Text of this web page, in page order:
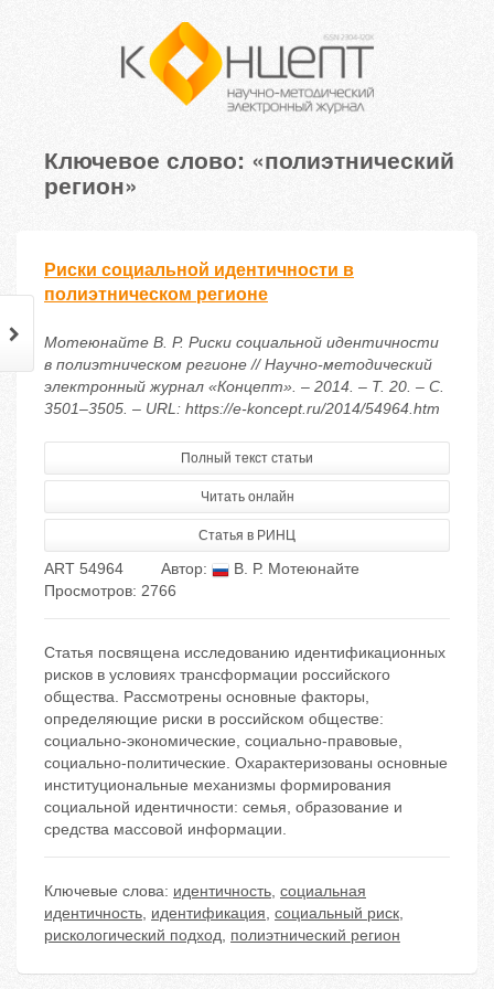
Ключевое слово: «полиэтнический
регион»
Риски социальной идентичности в
полиэтническом регионе
Мотеюнайте В. Р. Риски социальной идентичности
в полиэтническом регионе // Научно-методический
электронный журнал «Концепт». – 2014. – Т. 20. – С.
3501–3505. – URL: https://e-koncept.ru/2014/54964.htm
Полный текст статьи
Читать онлайн
Статья в РИНЦ
ART 54964 Автор:
В. Р. Мотеюнайте
Просмотров: 2766
Статья посвящена исследованию идентификационных
рисков в условиях трансформации российского
общества. Рассмотрены основные факторы,
определяющие риски в российском обществе:
социально-экономические, социально-правовые,
социально-политические. Охарактеризованы основные
институциональные механизмы формирования
социальной идентичности: семья, образование и
средства массовой информации.
Ключевые слова: идентичность, социальная
идентичность, идентификация, социальный риск,
рискологический подход, полиэтнический регион